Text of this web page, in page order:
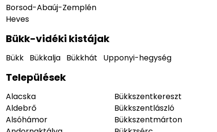
Borsod-Abaúj-Zemplén
Heves
Bükk-vidéki kistájak
Bükk Bükkalja Bükkhát Upponyi-hegység
Települések
Alacska
Aldebrő
Alsóhámor
Bükkszentkereszt
Bükkszentlászló
Bükkszentmárton